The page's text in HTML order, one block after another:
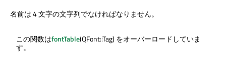
名前は 4 文字の文字列でなければなりません。
この関数はfontTable(QFont::Tag) をオーバーロードしていま
す。